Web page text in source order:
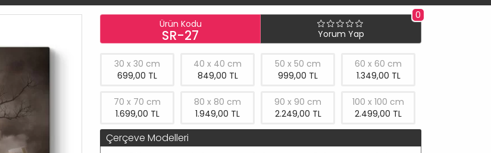
Ürün Kodu
SR-27
0
Yorum Yap
30 x 30 cm
699,00 TL
40 x 40 cm
849,00 TL
50 x 50 cm
999,00 TL
60 x 60 cm
1.349,00 TL
70 x 70 cm
1.699,00 TL
80 x 80 cm
1.949,00 TL
90 x 90 cm
2.249,00 TL
100 x 100 cm
2.499,00 TL
Çerçeve Modelleri